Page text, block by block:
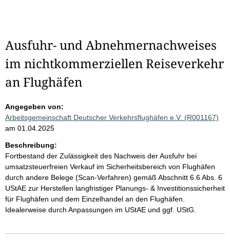
Ausfuhr- und Abnehmernachweises
im nichtkommerziellen Reiseverkehr
an Flughäfen
Angegeben von:
Arbeitsgemeinschaft Deutscher Verkehrsflughäfen e.V. (R001167)
am 01.04.2025
Beschreibung:
Fortbestand der Zulässigkeit des Nachweis der Ausfuhr bei
umsatzsteuerfreien Verkauf im Sicherheitsbereich von Flughäfen
durch andere Belege (Scan-Verfahren) gemäß Abschnitt 6.6 Abs. 6
UStAE zur Herstellen langfristiger Planungs- & Investitionssicherheit
für Flughäfen und dem Einzelhandel an den Flughäfen.
Idealerweise durch Anpassungen im UStAE und ggf. UStG.